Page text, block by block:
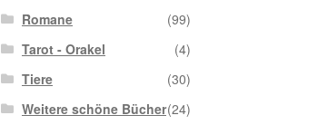
Romane
(99)
Tarot - Orakel
(4)
Tiere
(30)
Weitere schöne Bücher(24)